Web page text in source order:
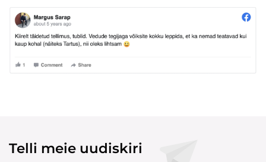
Telli meie uudiskiri